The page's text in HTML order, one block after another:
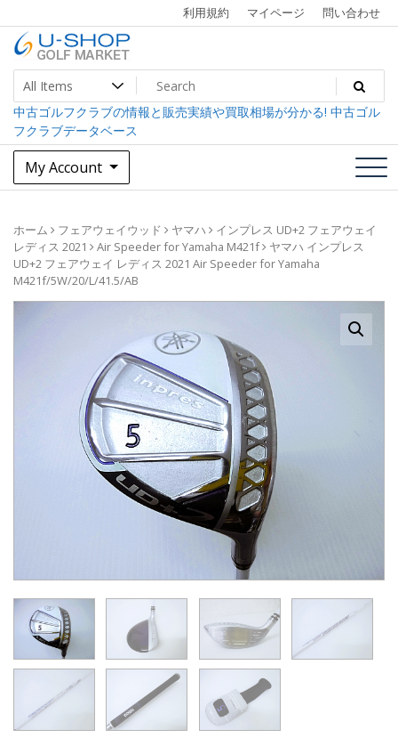
to
content
利用規約 マイページ 問い合わせ
U-SHOP Golf Market dev
中古ゴルフクラブ最大級！U-SHOPゴルフマーケット
中古ゴルフクラブの情報と販売実績や買取相場が分かる! 中古ゴル
フクラブデータベース
My Account
ホーム フェアウェイウッド ヤマハ
インプレス UD+2 フェアウェイ
レディス 2021
Air Speeder for Yamaha M421f
ヤマハ インプレス
UD+2 フェアウェイ レディス 2021 Air Speeder for Yamaha
M421f/5W/20/L/41.5/AB